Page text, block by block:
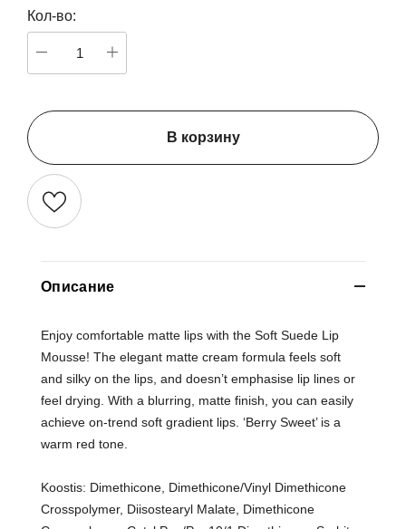
Кол-во:
В корзину
Описание
Enjoy comfortable matte lips with the Soft Suede Lip
Mousse! The elegant matte cream formula feels soft
and silky on the lips, and doesn’t emphasise lip lines or
feel drying. With a blurring, matte finish, you can easily
achieve on-trend soft gradient lips. ‘Berry Sweet’ is a
warm red tone.
Koostis: Dimethicone, Dimethicone/Vinyl Dimethicone
Crosspolymer, Diisostearyl Malate, Dimethicone